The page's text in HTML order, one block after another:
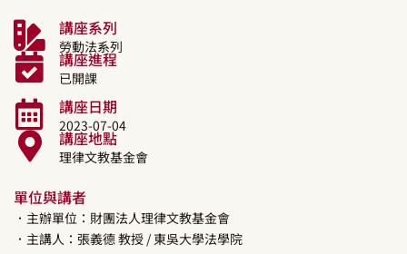
講座系列
勞動法系列
講座進程
已開課
講座日期
2023-07-04
講座地點
理律文教基金會
單位與講者
．主辦單位：財團法人理律文教基金會
．主講人： 張義德教授 / 東吳大學法學院